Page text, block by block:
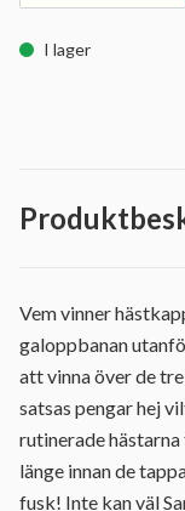
I lager
Vem vinner
galoppbanan
att vinna över de
satsas pengar hej
rutinerade
länge innan de
fusk! Inte kan väl